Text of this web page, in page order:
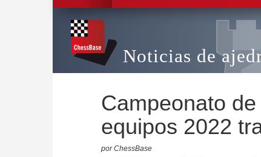
Noticias de
Campeonato
equipos 2022
por ChessBase